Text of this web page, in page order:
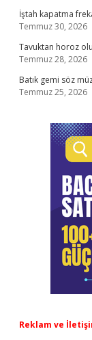
İştah kapatma
Temmuz 30, 2026
Tavuktan horoz
Temmuz 28, 2026
Batık gemi söz
Temmuz 25, 2026
Reklam ve